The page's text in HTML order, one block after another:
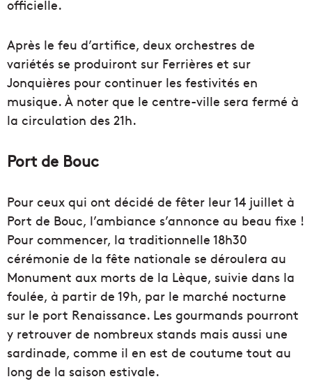
officielle.
Après le feu d’artifice, deux orchestres de
variétés se produiront sur Ferrières et sur
Jonquières pour continuer les festivités en
musique. À noter que le centre-ville sera fermé à
la circulation des 21h.
Port de Bouc
Pour ceux qui ont décidé de fêter leur 14 juillet à
Port de Bouc, l’ambiance s’annonce au beau fixe !
Pour commencer, la traditionnelle 18h30
cérémonie de la fête nationale se déroulera au
Monument aux morts de la Lèque, suivie dans la
foulée, à partir de 19h, par le marché nocturne
sur le port Renaissance. Les gourmands pourront
y retrouver de nombreux stands mais aussi une
sardinade, comme il en est de coutume tout au
long de la saison estivale.